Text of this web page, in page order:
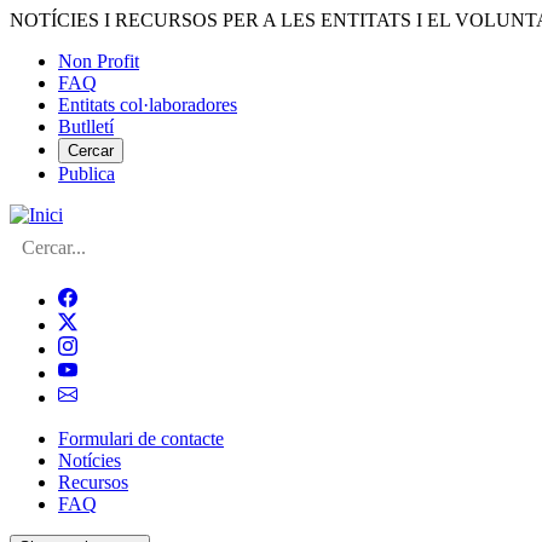
Vés
contingut
NOTÍCIES I RECURSOS PER A LES ENTITATS I EL
Menú
del
compte
d'usuari
Non Profit
FAQ
Entitats col·laboradores
Butlletí
Cercar
Publica
Cerca
Navegació
principal
de
Formulari de contacte
Notícies
Recursos
FAQ